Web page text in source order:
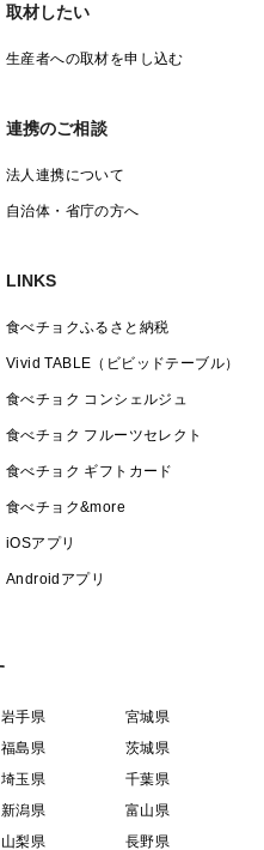
取材したい
生産者への取材を申し込む
連携のご相談
法人連携について
自治体・省庁の方へ
LINKS
食べチョクふるさと納税
Vivid TABLE（ビビッドテーブル）
食べチョク コンシェルジュ
食べチョク フルーツセレクト
食べチョク ギフトカード
食べチョク&more
iOSアプリ
Androidアプリ
岩手県
宮城県
福島県
茨城県
埼玉県
千葉県
新潟県
富山県
山梨県 長野県